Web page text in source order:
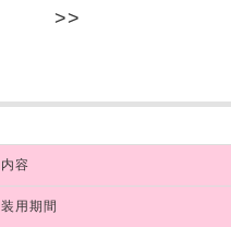
内容
装用期間